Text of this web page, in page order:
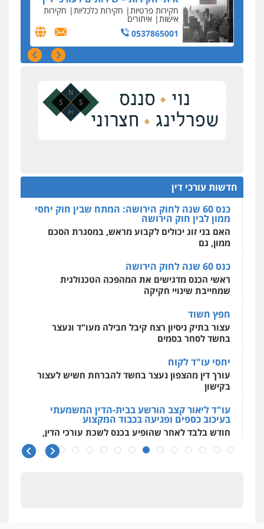
צילום עורכי דין שירותים מקצועיים לעורכי
דין
0504578527
רונן הלל – מוניטין
שירותים מקצועיים לעורכי דין
0522508109
מרכז התחלה חדשה
אסירים עבירות מין שירותים מקצועיים
לעורכי דין
0544500346
חדשות עורכי דין
על סדר היום
כנס תובענות ייצוגיות: "בעקבות ה-AI התפתח טרנד
תביעות הגנת הפרטיות"
מחוז מרכז לפני הכנסת
כנס תביעות ייצוגיות: הדילמה בין זכויות צרכנים
להגנה על עסקים קטנים
תנו וקחו
הדוקטורט של עו"ד יואב ציוני: מע"מ ומוסדות ללא
האם בני זוג יכולים לקבוע מראש, במסגרת הסכם
ממון, גם
כנס 60 שנה לחוק הירושה
ראשי הכנס מדגישים את המהפכה הטכנולגית
שמחייבת שינויי חקיקה
חפץ חשוד
עצור בתיק ניסיון רצח קיבל חבילה מעו"ד ונעצר
בחשד לסחר בסמים
יחסי עו"ד לקוח
עורך דין מהצפון נעצר בחשד להברחת חשיש לעצור
בקישון
עו"ד ליאור קצב הורשע בבית-הדין המשמעתי
בעיכוב כספים ופגיעה בכבוד המקצוע
חודש בלבד לאחר שהופיע בכנס לשכת עורכי הדין,
10 מיליון
עורך-דין חשוד בהעלמת הכנסות והתחמקות ממס
רכישה